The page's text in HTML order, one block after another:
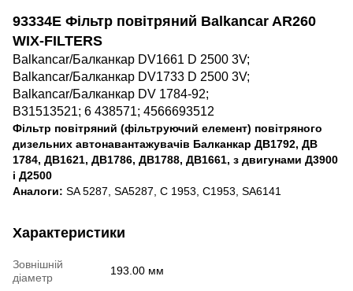
93334E Фільтр повітряний Balkancar AR260
WIX-FILTERS
Balkancar/Балканкар DV1661 D 2500 3V;
Balkancar/Балканкар DV1733 D 2500 3V;
Balkancar/Балканкар DV 1784-92;
В31513521; 6 438571; 4566693512
Фільтр повітряний (фільтруючий елемент) повітряного
дизельних автонавантажувачів Балканкар ДВ1792, ДВ
1784, ДВ1621, ДВ1786, ДВ1788, ДВ1661, з двигунами Д3900
і Д2500
Аналоги: SA 5287, SA5287, C 1953, C1953, SA6141
Характеристики
Зовнішній
діаметр
193.00 мм